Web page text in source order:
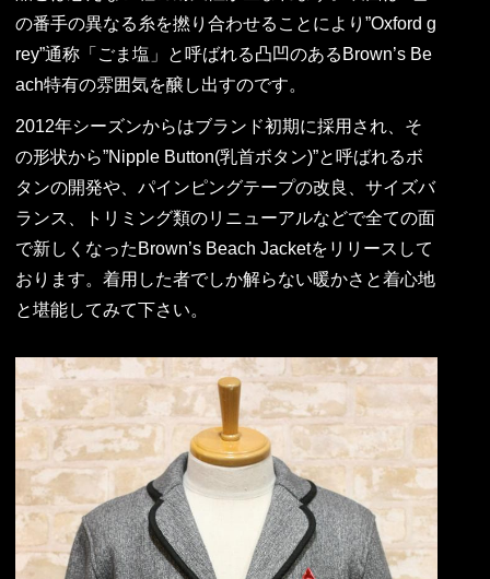
の番手の異なる糸を撚り合わせることにより”Oxford g
rey”通称「ごま塩」と呼ばれる凸凹のあるBrown’s Be
ach特有の雰囲気を醸し出すのです。
2012年シーズンからはブランド初期に採用され、そ
の形状から”Nipple Button(乳首ボタン)”と呼ばれるボ
タンの開発や、パインピングテープの改良、サイズバ
ランス、トリミング類のリニューアルなどで全ての面
で新しくなったBrown’s Beach Jacketをリリースして
おります。着用した者でしか解らない暖かさと着心地
と堪能してみて下さい。